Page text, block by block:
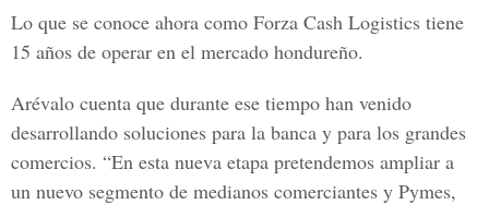
Lo que se conoce ahora como Forza Cash Logistics tiene
15 años de operar en el mercado hondureño.
Arévalo cuenta que durante ese tiempo han venido
desarrollando soluciones para la banca y para los grandes
comercios. “En esta nueva etapa pretendemos ampliar a
un nuevo segmento de medianos comerciantes y Pymes,